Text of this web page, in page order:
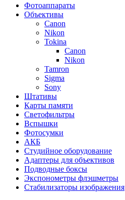
Фотоаппараты
Объективы
Canon
Nikon
Tokina
Canon
Nikon
Tamron
Sigma
Sony
Штативы
Карты памяти
Светофильтры
Вспышки
Фотосумки
АКБ
Студийное оборудование
Адаптеры для объективов
Подводные боксы
Экспонометры флэшметры
Стабилизаторы изображения